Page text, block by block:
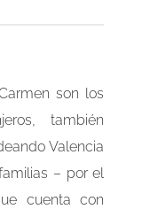
son los
también
Valencia
– por el
cuenta con